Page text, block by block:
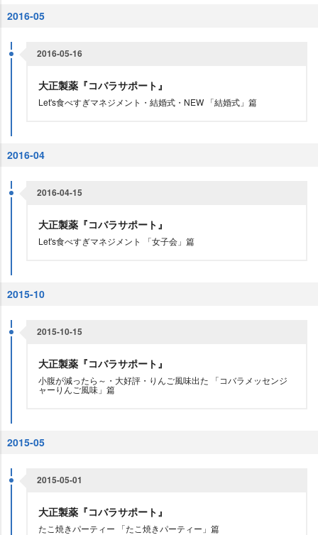
2016-05
2016-05-16
大正製薬『コバラサポート』
Let's食べすぎマネジメント・結婚式・NEW 「結婚式」篇
2016-04
2016-04-15
大正製薬『コバラサポート』
Let's食べすぎマネジメント 「女子会」篇
2015-10
2015-10-15
大正製薬『コバラサポート』
小腹が減ったら～・大好評・りんご風味出た 「コバラメッセンジ
ャーりんご風味」篇
2015-05
2015-05-01
大正製薬『コバラサポート』
たこ焼きパーティー 「たこ焼きパーティー」篇